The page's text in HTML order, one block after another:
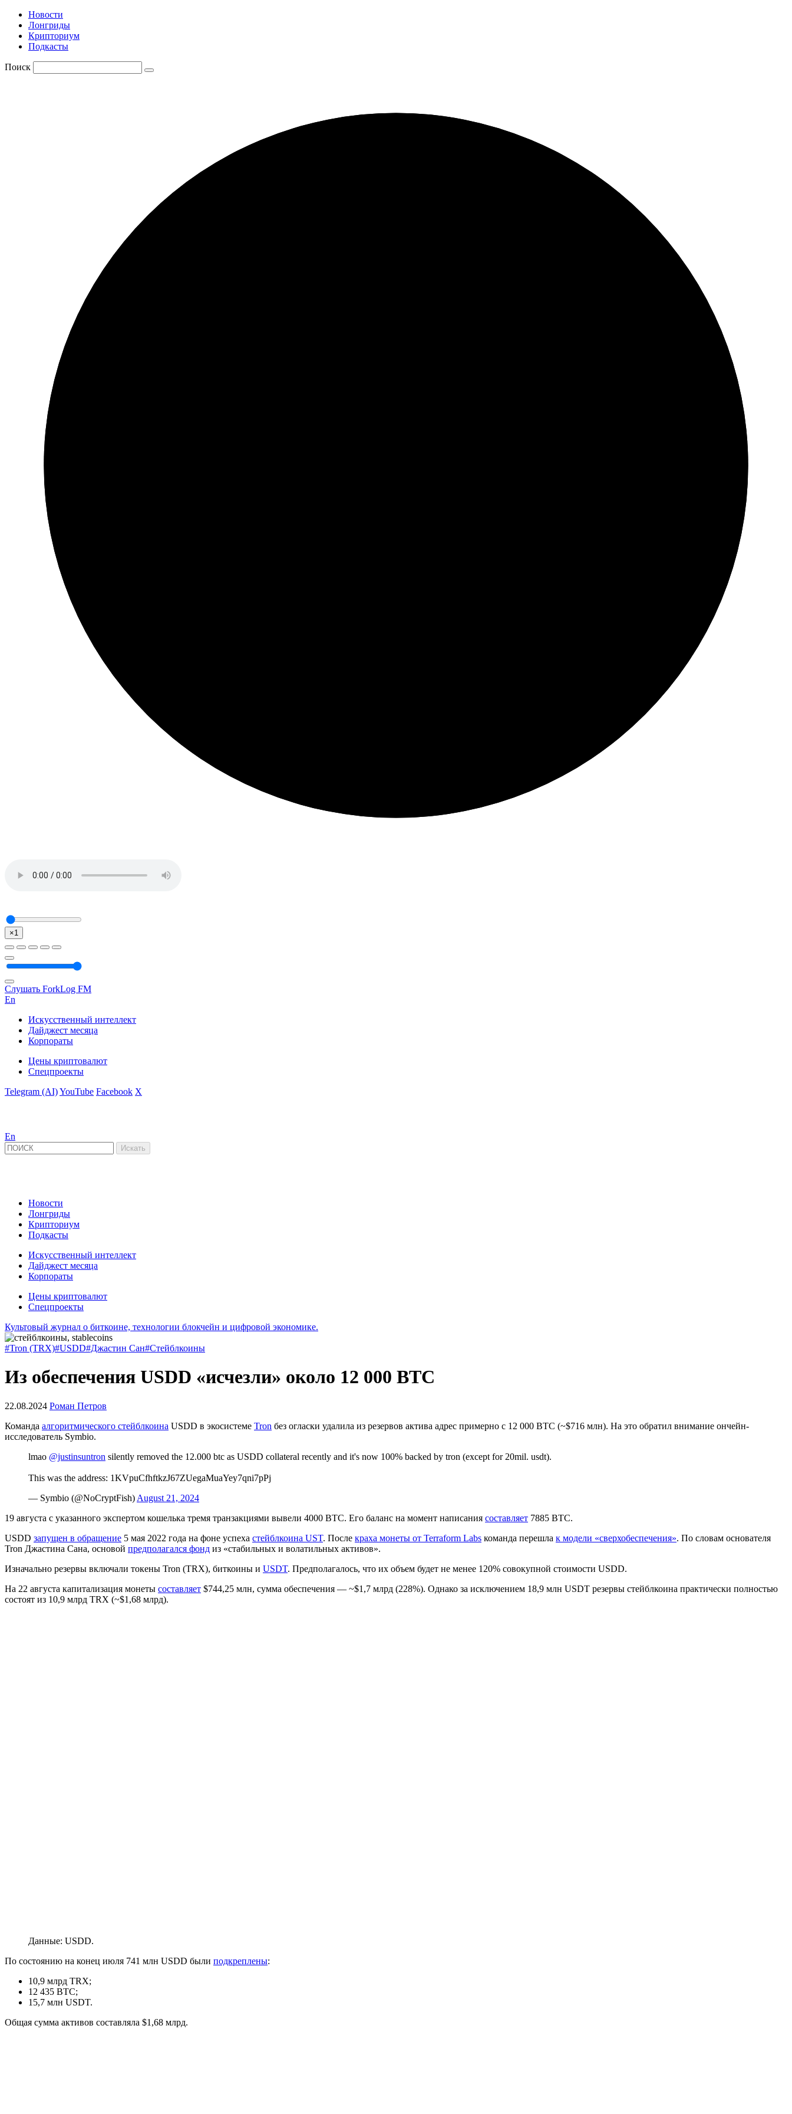
Новости
Лонгриды
Крипториум
Подкасты
Поиск
×1
Слушать ForkLog FM
En
Искусственный интеллект
Дайджест месяца
Корпораты
Цены криптовалют
Спецпроекты
Telegram (AI)YouTube Facebook X
En
Новости
Лонгриды
Крипториум
Подкасты
Искусственный интеллект
Дайджест месяца
Корпораты
Цены криптовалют
Спецпроекты
Культовый журнал о биткоине, технологии блокчейн и цифровой экономике.
#Tron (TRX)#USDD#Джастин Сан#Стейблкоины
Из обеспечения USDD «исчезли» около 12 000 BTC
22.08.2024 Роман Петров
Команда алгоритмического стейблкоина USDD в экосистеме Tron без огласки удалила из резервов актива адрес примерно с 12 000 BTC (~$716 млн). На это обратил внимание ончейн-
исследователь Symbio.
lmao @justinsuntron silently removed the 12.000 btc as USDD collateral recently and it's now 100% backed by tron (except for 20mil. usdt).
This was the address: 1KVpuCfhftkzJ67ZUegaMuaYey7qni7pPj
— Symbio (@NoCryptFish) August 21, 2024
19 августа с указанного экспертом кошелька тремя транзакциями вывели 4000 BTC. Его баланс на момент написания составляет 7885 BTC.
USDD запущен в обращение 5 мая 2022 года на фоне успеха стейблкоина UST. После краха монеты от Terraform Labs команда перешла к модели «сверхобеспечения». По словам основателя
Tron Джастина Сана, основой предполагался фонд из «стабильных и волатильных активов».
Изначально резервы включали токены Tron (TRX), биткоины и USDT. Предполагалось, что их объем будет не менее 120% совокупной стоимости USDD.
На 22 августа капитализация монеты составляет $744,25 млн, сумма обеспечения — ~$1,7 млрд (228%). Однако за исключением 18,9 млн USDT резервы стейблкоина практически полностью
состоят из 10,9 млрд TRX (~$1,68 млрд).
Данные: USDD.
По состоянию на конец июля 741 млн USDD были подкреплены:
10,9 млрд TRX;
12 435 BTC;
15,7 млн USDT.
Общая сумма активов составляла $1,68 млрд.